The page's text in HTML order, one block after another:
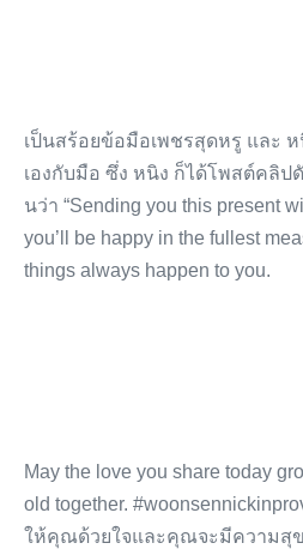
เป็นสร้อยข้อมือเพชรสุดหรู และ
เองกับมือ ซึ่ง หนิง ก็ได้โพสต์คลิป
นว่า “Sending you this present
you’ll be happy in the fullest
things always happen to you.
May the love you share today
old together.
ให้คุณด้วยใจและคุณจะมีความสุข